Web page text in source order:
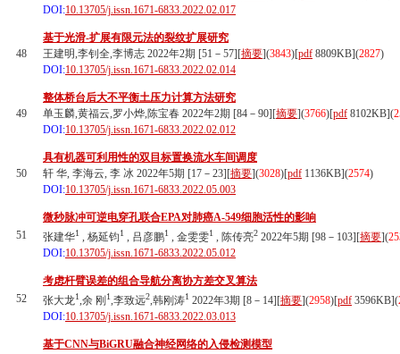
DOI:10.13705/j.issn.1671-6833.2022.02.017
48
基于光滑-扩展有限元法的裂纹扩展研究
王建明,李钊全,李博志 2022年2期 [51－57][摘要](3843)[pdf 8809KB](2827)
DOI:10.13705/j.issn.1671-6833.2022.02.014
49
整体桥台后大不平衡土压力计算方法研究
单玉麟,黄福云,罗小烨,陈宝春 2022年2期 [84－90][摘要](3766)[pdf 8102KB](
DOI:10.13705/j.issn.1671-6833.2022.02.012
50
具有机器可利用性的双目标置换流水车间调度
轩 华, 李海云, 李 冰 2022年5期 [17－23][摘要](3028)[pdf 1136KB](2574)
DOI:10.13705/j.issn.1671-6833.2022.05.003
51
微秒脉冲可逆电穿孔联合EPA对肺癌A-549细胞活性的影响
张建华1 , 杨延钧1 , 吕彦鹏1 , 金雯雯1 , 陈传亮2 2022年5期 [98－103][摘要](
DOI:10.13705/j.issn.1671-6833.2022.05.012
52
考虑杆臂误差的组合导航分离协方差交叉算法
张大龙1,余 刚 1,李致远2,韩刚涛1 2022年3期 [8－14][摘要](2958)[pdf 3596KB](
DOI:10.13705/j.issn.1671-6833.2022.03.013
基于CNN与BiGRU融合神经网络的入侵检测模型